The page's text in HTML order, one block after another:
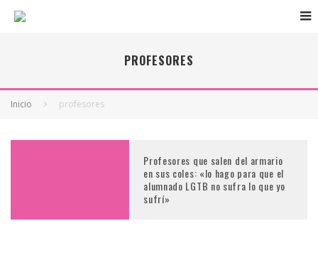
PROFESORES
Inicio profesores
Profesores que salen del armario
en sus coles: «lo hago para que el
alumnado LGTB no sufra lo que yo
sufrí»